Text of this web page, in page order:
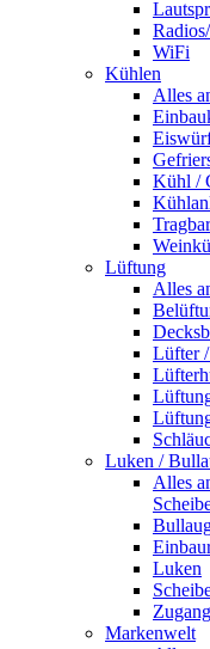
WiFi
Kühlen
Alles
Kühl /
Lüftung
Alles
Lüfter
Luken /
Alles
Luken
Markenwelt